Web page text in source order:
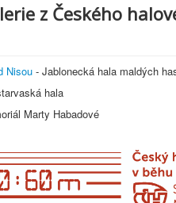
z Českého
Nisou - Jablonecká hala maldých
hala
Marty Habadové